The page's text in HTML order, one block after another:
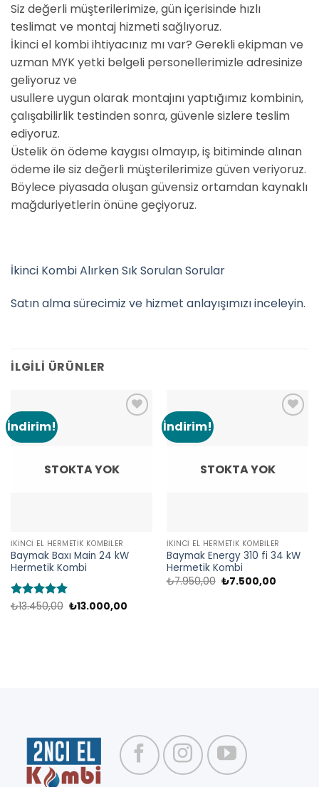
Siz değerli müşterilerimize, gün içerisinde hızlı
teslimat ve montaj hizmeti sağlıyoruz.
İkinci el kombi ihtiyacınız mı var? Gerekli ekipman ve
uzman MYK yetki belgeli personellerimizle adresinize
geliyoruz ve
usullere uygun olarak montajını yaptığımız kombinin,
çalışabilirlik testinden sonra, güvenle sizlere teslim
ediyoruz.
Üstelik ön ödeme kaygısı olmayıp, iş bitiminde alınan
ödeme ile siz değerli müşterilerimize güven veriyoruz.
Böylece piyasada oluşan güvensiz ortamdan kaynaklı
mağduriyetlerin önüne geçiyoruz.
İkinci Kombi Alırken Sık Sorulan Sorular
Satın alma sürecimiz ve hizmet anlayışımızı inceleyin.
İLGILI ÜRÜNLER
İndirim!
STOKTA YOK
İKINCI EL HERMETIK KOMBILER
Baymak Baxı Main 24 kW
Hermetik Kombi
5 üzerinden
₺13.450,00 Orijinal
₺13.000,00Şu
İndirim!
STOKTA YOK
İKINCI EL HERMETIK KOMBILER
Baymak Energy 310 fi 34 kW
Hermetik Kombi
₺7.950,00 Orijinal
₺7.500,00Şu